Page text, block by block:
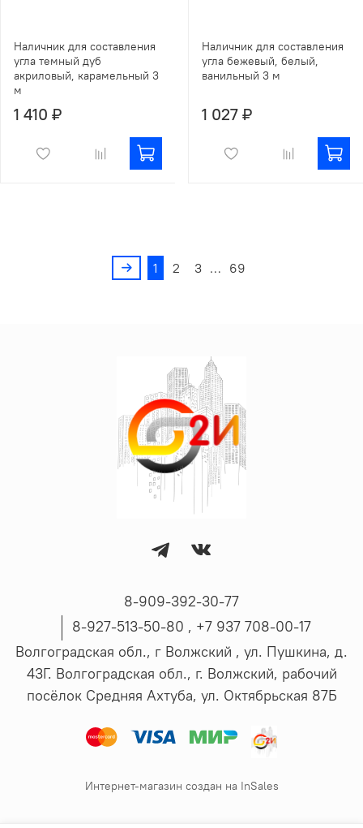
Наличник для составления
угла темный дуб
акриловый, карамельный 3
м
1 410 ₽
Наличник для составления
угла бежевый, белый,
ванильный 3 м
1 027 ₽
1 2 3 … 69
8-909-392-30-77
8-927-513-50-80 , ‪+7 937 708-00-17
Волгоградская обл., г Волжский , ул. Пушкина, д.
43Г. Волгоградская обл., г. Волжский, рабочий
посёлок Средняя Ахтуба, ул. Октябрьская 87Б
Интернет-магазин создан на InSales